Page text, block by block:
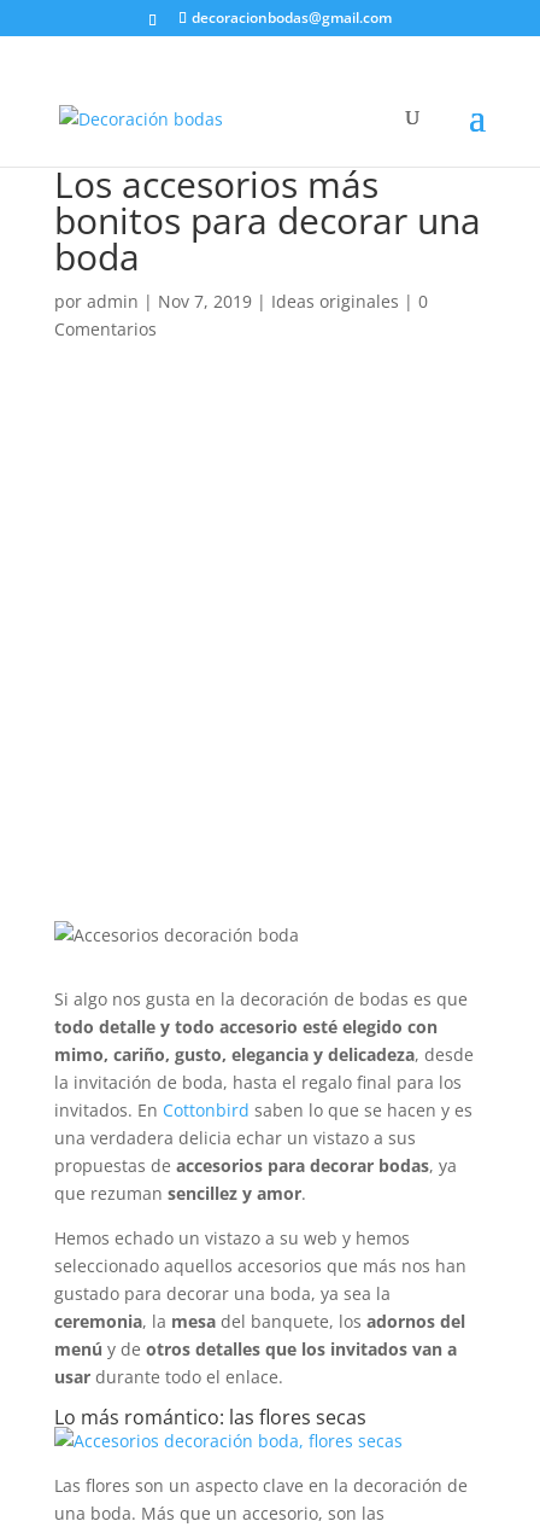
decoracionbodas@gmail.com
Los accesorios más
bonitos para decorar una
boda
por admin | Nov 7, 2019| Ideas originales | 0
Comentarios
Si algo nos gusta en la decoración de bodas es que
todo detalle y todo accesorio esté elegido con
mimo, cariño, gusto, elegancia y delicadeza, desde
la invitación de boda, hasta el regalo final para los
invitados. En Cottonbird saben lo que se hacen y es
una verdadera delicia echar un vistazo a sus
propuestas de accesorios para decorar bodas, ya
que rezuman sencillez y amor.
Hemos echado un vistazo a su web y hemos
seleccionado aquellos accesorios que más nos han
gustado para decorar una boda, ya sea la
ceremonia, la mesadel banquete, los adornos del
menú y de otros detalles que los invitados van a
usardurante todo el enlace.
Lo más romántico: las flores secas
Las flores son un aspecto clave en la decoración de
una boda. Más que un accesorio, son las